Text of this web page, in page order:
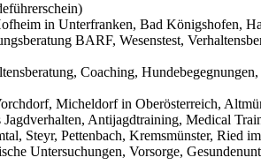
in Unterfranken, Bad Königshofen,
BARF, Wesenstest,
Coaching,
Micheldorf in Oberösterreich,
Antijagdtraining, Medical
Steyr, Pettenbach, Kremsmünster, Ried
Untersuchungen, Vorsorge,